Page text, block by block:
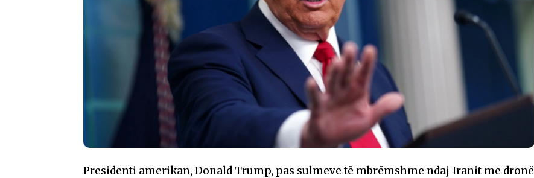
Presidenti amerikan, Donald Trump, pas sulmeve të mbrëmshme ndaj Iranit me dronë